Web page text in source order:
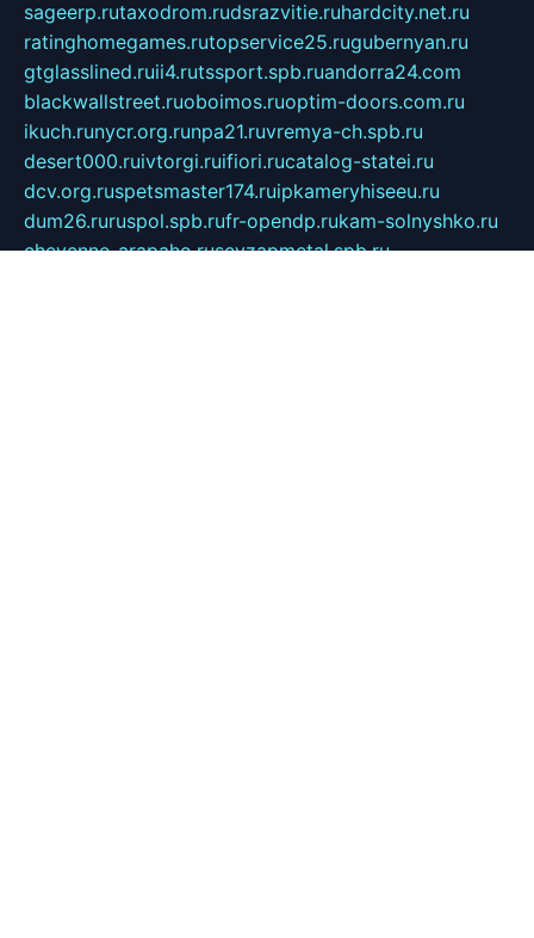
sageerp.rutaxodrom.rudsrazvitie.ruhardcity.net.ru
ratinghomegames.rutopservice25.rugubernyan.ru
gtglasslined.ruii4.rutssport.spb.ruandorra24.com
blackwallstreet.ruoboimos.ruoptim-doors.com.ru
ikuch.runycr.org.runpa21.ruvremya-ch.spb.ru
desert000.ruivtorgi.ruifiori.rucatalog-statei.ru
dcv.org.ruspetsmaster174.ruipkameryhiseeu.ru
dum26.ruruspol.spb.rufr-opendp.rukam-solnyshko.ru
cheyenne-arapaho.rusevzapmetal.spb.ru